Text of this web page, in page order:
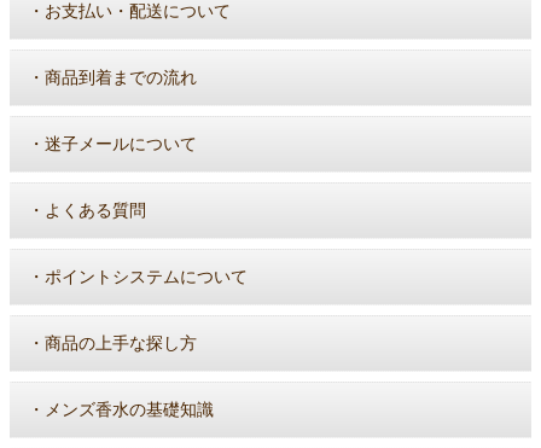
・ お支払い・配送について
・ 商品到着までの流れ
・ 迷子メールについて
・ よくある質問
・ ポイントシステムについて
・ 商品の上手な探し方
・ メンズ香水の基礎知識